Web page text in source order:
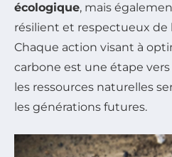
écologique, mais
résilient et respectueux de
Chaque action visant à
carbone est une étape
les ressources naturelles
les générations futures.